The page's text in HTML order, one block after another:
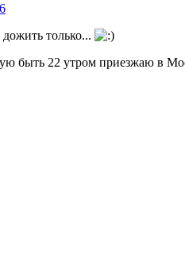
только...
быть 22 утром приезжаю в